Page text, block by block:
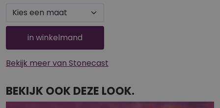
in winkelmand
Bekijk meer van Stonecast
BEKIJK OOK DEZE LOOK.